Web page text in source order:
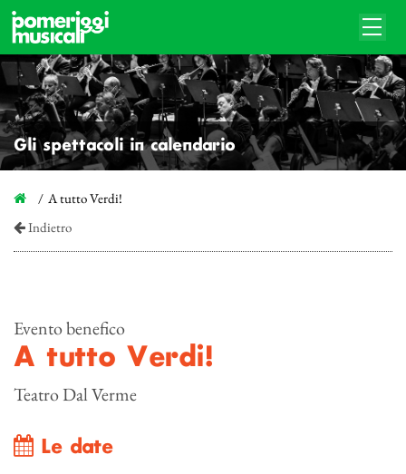
Gli spettacoli in calendario
A tutto Verdi!
Indietro
Evento benefico
A tutto Verdi!
Teatro Dal Verme
Le date